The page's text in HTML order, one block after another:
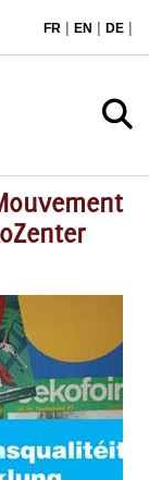
FR | EN | DE |